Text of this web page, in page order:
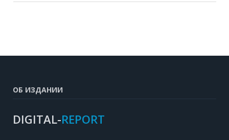
ОБ ИЗДАНИИ
DIGITAL-REPORT